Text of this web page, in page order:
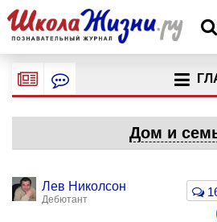
Дом и
Лев Николсон
Дебютант